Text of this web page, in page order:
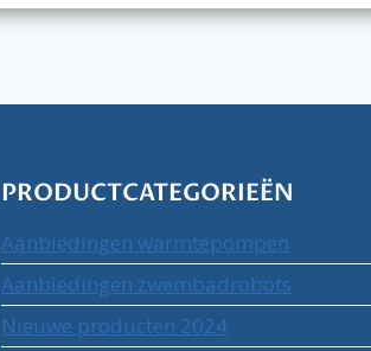
PRODUCTCATEGORIEËN
Aanbiedingen warmtepompen
Aanbiedingen zwembadrobots
Nieuwe producten 2024